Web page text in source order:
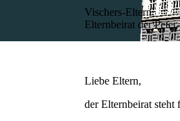
Vischers-Eltern
Elternbeirat der
Liebe Eltern,
der Elternbeirat steht